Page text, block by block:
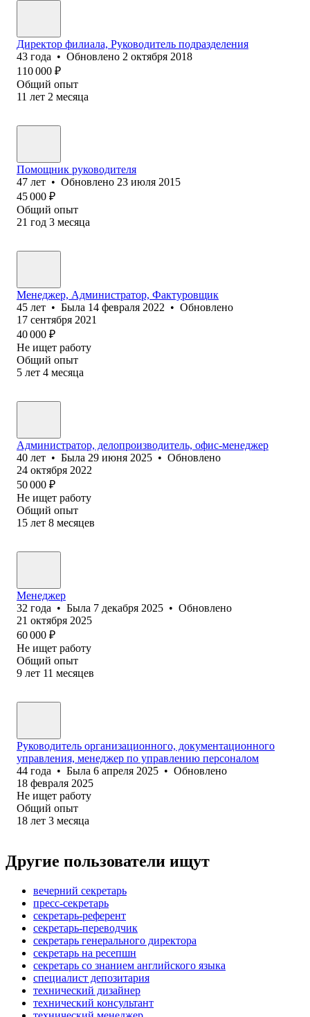
Директор филиала, Руководитель подразделения
43 года • Обновлено 2 октября 2018
110 000 ₽
Общий опыт
11 лет 2 месяца
Помощник руководителя
47 лет • Обновлено 23 июля 2015
45 000 ₽
Общий опыт
21 год 3 месяца
Менеджер, Администратор, Фактуровщик
45 лет • Была 14 февраля 2022 • Обновлено
17 сентября 2021
40 000 ₽
Не ищет работу
Общий опыт
5 лет 4 месяца
Администратор, делопроизводитель, офис-менеджер
40 лет • Была 29 июня 2025 • Обновлено
24 октября 2022
50 000 ₽
Не ищет работу
Общий опыт
15 лет 8 месяцев
Менеджер
32 года • Была 7 декабря 2025 • Обновлено
21 октября 2025
60 000 ₽
Не ищет работу
Общий опыт
9 лет 11 месяцев
Руководитель организационного, документационного
управления, менеджер по управлению персоналом
44 года • Была 6 апреля 2025 • Обновлено
18 февраля 2025
Не ищет работу
Общий опыт
18 лет 3 месяца
Другие пользователи ищут
вечерний секретарь
пресс-секретарь
секретарь-референт
секретарь-переводчик
секретарь генерального директора
секретарь на ресепшн
секретарь со знанием английского языка
специалист депозитария
технический дизайнер
технический консультант